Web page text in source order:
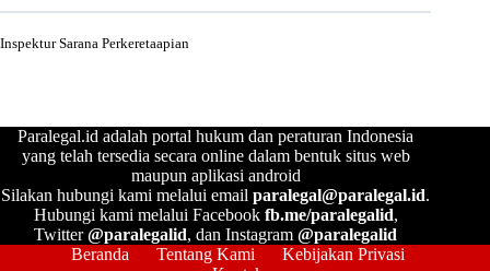
Inspektur Sarana Perkeretaapian
Paralegal.id adalah portal hukum dan peraturan Indonesia
yang telah tersedia secara online dalam bentuk situs web
maupun aplikasi android
Silakan hubungi kami melalui emailparalegal@paralegal.id.
Hubungi kami melalui Facebook fb.me/paralegalid,
Twitter@paralegalid, dan Instagram@paralegalid
Beranda
Tentang Kami
Kebijakan Privasi